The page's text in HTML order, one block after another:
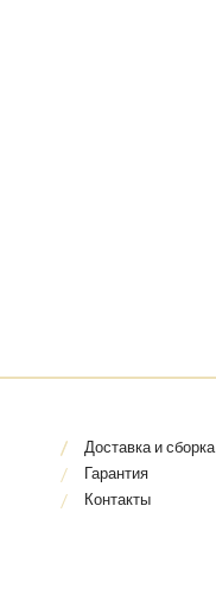
Доставка и сборка
Гарантия
Контакты